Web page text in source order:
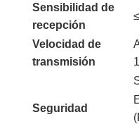
Sensibilidad de
recepción
Velocidad de
transmisión
Seguridad